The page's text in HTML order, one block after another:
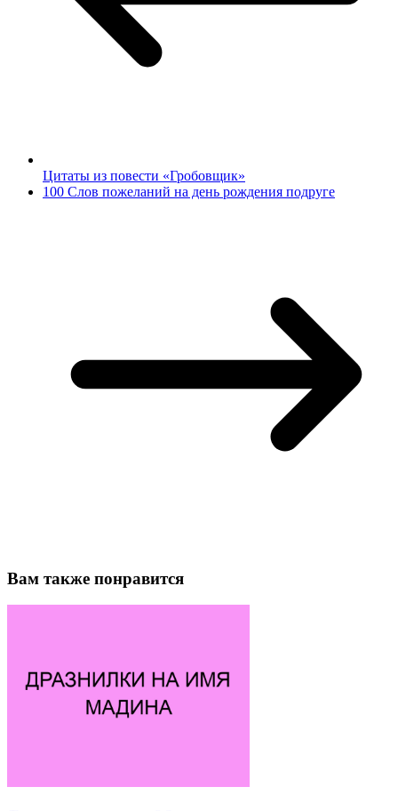
Цитаты из повести «Гробовщик»
100 Слов пожеланий на день рождения подруге
Вам также понравится